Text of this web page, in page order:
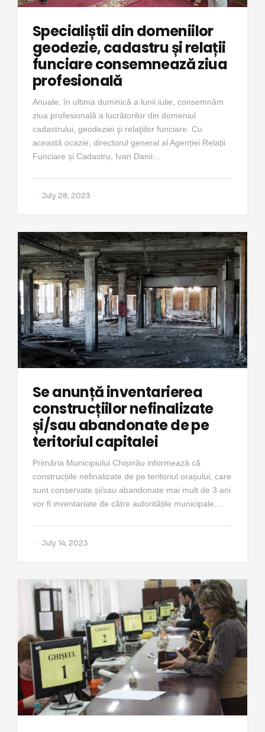
Specialiștii din domeniilor
geodezie, cadastru și relații
funciare consemnează ziua
profesională
Anuale, în ultima duminică a lunii iulie, consemnăm
ziua profesională a lucrătorilor din domeniul
cadastrului, geodeziei şi relaţiilor funciare. Cu
această ocazie, directorul general al Agenției Relații
Funciare și Cadastru, Ivan Danii…
July 28, 2023
Se anunță inventarierea
construcțiilor nefinalizate
și/sau abandonate de pe
teritoriul capitalei
Primăria Municipiului Chișinău informează că
construcțiile nefinalizate de pe teritoriul orașului, care
sunt conservate și/sau abandonate mai mult de 3 ani
vor fi inventariate de către autoritățile municipale….
July 14, 2023